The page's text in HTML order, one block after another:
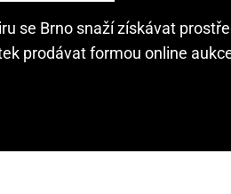
se Brno snaží získávat
prodávat formou online